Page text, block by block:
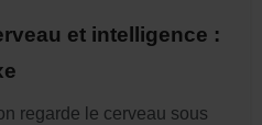
et intelligence :
regarde le cerveau sous